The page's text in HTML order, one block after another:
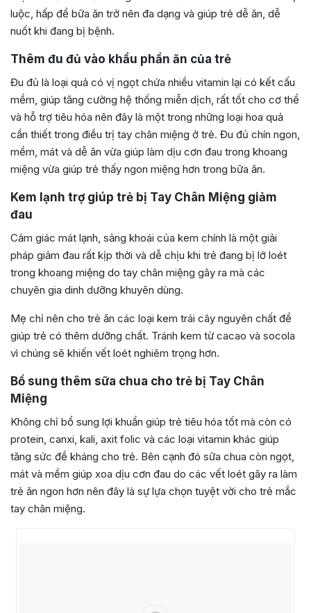
luộc, hấp để bữa ăn trở nên đa dạng và giúp trẻ dễ ăn, dễ
nuốt khi đang bị bệnh.
Thêm đu đủ vào khẩu phần ăn của trẻ
Đu đủ là loại quả có vị ngọt chứa nhiều vitamin lại có kết cấu
mềm, giúp tăng cường hệ thống miễn dịch, rất tốt cho cơ thể
và hỗ trợ tiêu hóa nên đây là một trong những loại hoa quả
cần thiết trong điều trị tay chân miệng ở trẻ. Đu đủ chín ngon,
mềm, mát và dễ ăn vừa giúp làm dịu cơn đau trong khoang
miệng vừa giúp trẻ thấy ngon miệng hơn trong bữa ăn.
Kem lạnh trợ giúp trẻ bị Tay Chân Miệng giảm
đau
Cảm giác mát lạnh, sảng khoái của kem chính là một giải
pháp giảm đau rất kịp thời và dễ chịu khi trẻ đang bị lở loét
trong khoang miệng do tay chân miệng gây ra mà các
chuyên gia dinh dưỡng khuyên dùng.
Mẹ chỉ nên cho trẻ ăn các loại kem trái cây nguyên chất để
giúp trẻ có thêm dưỡng chất. Tránh kem từ cacao và socola
vì chúng sẽ khiến vết loét nghiêm trọng hơn.
Bổ sung thêm sữa chua cho trẻ bị Tay Chân
Miệng
Không chỉ bổ sung lợi khuẩn giúp trẻ tiêu hóa tốt mà còn có
protein, canxi, kali, axit folic và các loại vitamin khác giúp
tăng sức đề kháng cho trẻ. Bên cạnh đó sữa chua còn ngọt,
mát và mềm giúp xoa dịu cơn đau do các vết loét gây ra làm
trẻ ăn ngon hơn nên đây là sự lựa chọn tuyệt vời cho trẻ mắc
tay chân miệng.